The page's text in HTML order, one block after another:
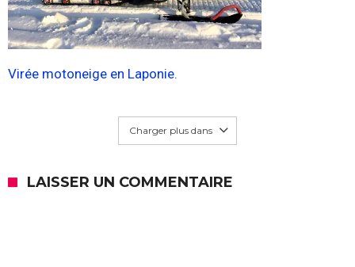
Virée motoneige en Laponie.
Charger plus dans
LAISSER UN COMMENTAIRE